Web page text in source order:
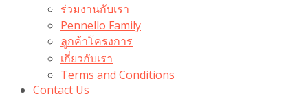
ร่วมงานกับเรา
Pennello Family
ลูกค้าโครงการ
เกี่ยวกับเรา
Terms and Conditions
Contact Us